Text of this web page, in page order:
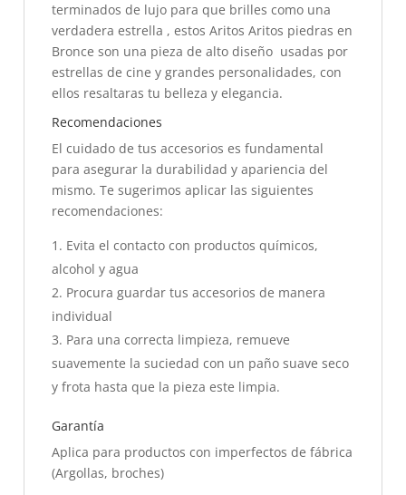
terminados de lujo para que brilles como una
verdadera estrella , estos Aritos Aritos piedras en
Bronce son una pieza de alto diseño usadas por
estrellas de cine y grandes personalidades, con
ellos resaltaras tu belleza y elegancia.
Recomendaciones
El cuidado de tus accesorios es fundamental
para asegurar la durabilidad y apariencia del
mismo. Te sugerimos aplicar las siguientes
recomendaciones:
Evita el contacto con productos químicos,
alcohol y agua
Procura guardar tus accesorios de manera
individual
Para una correcta limpieza, remueve
suavemente la suciedad con un paño suave seco
y frota hasta que la pieza este limpia.
Garantía
Aplica para productos con imperfectos de fábrica
(Argollas, broches)